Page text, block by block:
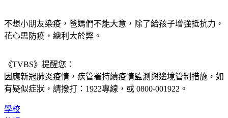
不想小朋友染疫，爸媽們不能大意，除了給孩子增強抵抗力，
《TVBS》提醒您：
因應新冠肺炎疫情，疾管署持續疫情監測與邊境管制措施，